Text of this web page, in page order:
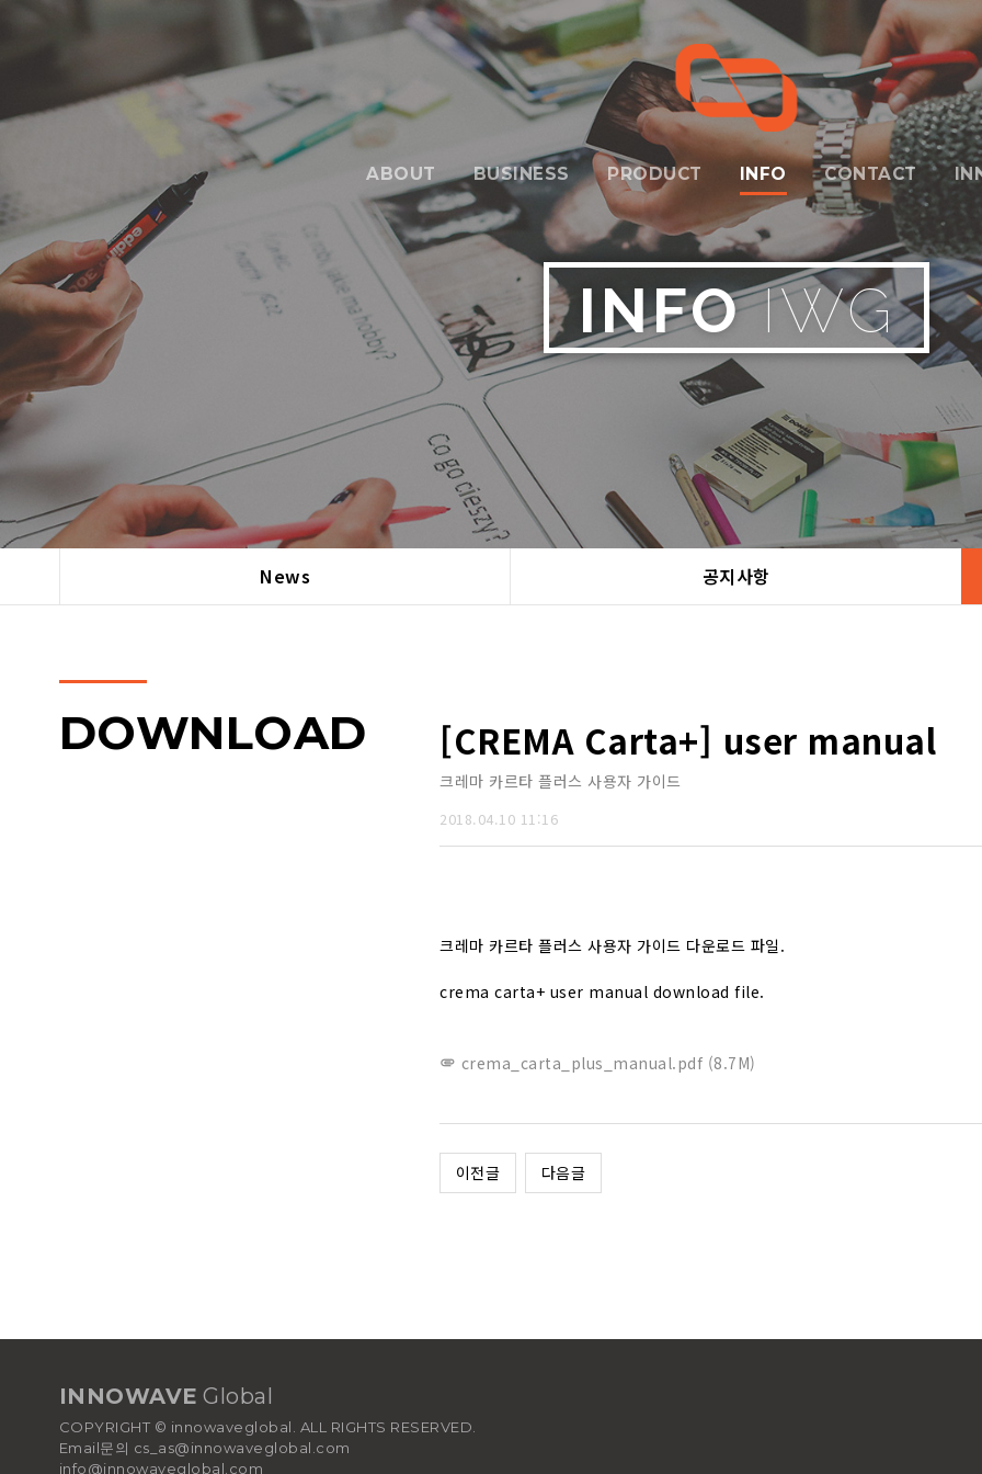
ABOUT BUSINESS PRODUCT INFO CONTACT
INFOIWG
News 공지사항
DOWNLOAD [CREMA Carta+] user manual
크레마 카르타 플러스 사용자 가이드
2018.04.10 11:16
크레마 카르타 플러스 사용자 가이드 다운로드 파일.
crema carta+ user manual download file.
 crema_carta_plus_manual.pdf (8.7M)
이전글 다음글
INNOWAVE Global
COPYRIGHT © innowaveglobal. ALL RIGHTS RESERVED.
Email문의 cs_as@innowaveglobal.com
info@innowaveglobal.com